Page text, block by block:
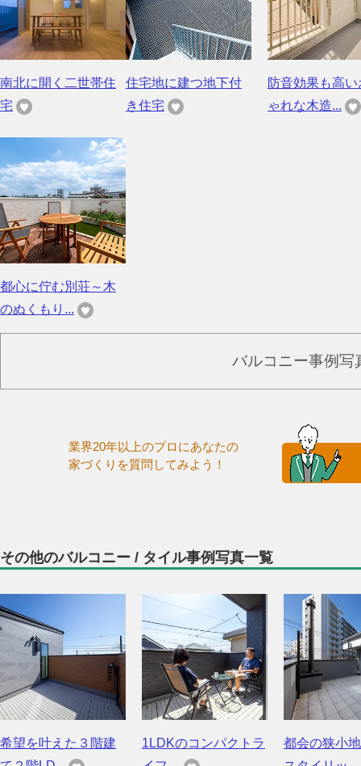
南北に開く二世帯住
宅
住宅地に建つ地下付
き住宅
防音効果も高い
ゃれな木造...
都心に佇む別荘～木
のぬくもり...
バルコニー事例写
業界20年以上のプロにあなたの
家づくりを質問してみよう！
その他のバルコニー / タイル事例写真一覧
希望を叶えた３階建
1LDKのコンパクトラ
都会の狭小